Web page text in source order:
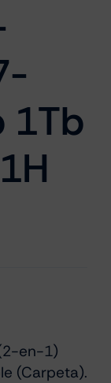
1Tb
en-1)
(Carpeta).